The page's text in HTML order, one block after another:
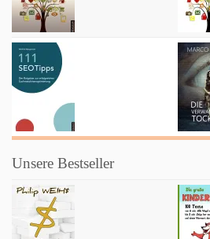
Unsere Bestseller